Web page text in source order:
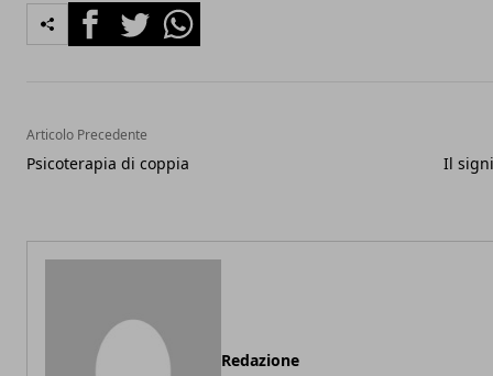
FacebookTwitterWhatsapp
Articolo Precedente
Psicoterapia di coppia Il
Redazione